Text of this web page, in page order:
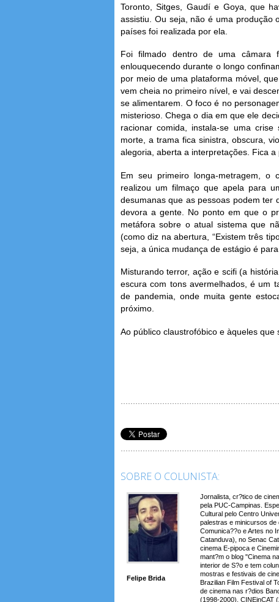
Toronto, Sitges, Gaudí e Goya, que
assistiu. Ou seja, não é uma produção
países foi realizada por ela.
Foi filmado dentro de uma câmara
enlouquecendo durante o longo
por meio de uma plataforma móvel,
vem cheia no primeiro nível, e vai
se alimentarem. O foco é no
misterioso. Chega o dia em que ele
racionar comida, instala-se uma
morte, a trama fica sinistra, obscura,
alegoria, aberta a interpretações. Fica
Em seu primeiro longa-metragem, o
realizou um filmaço que apela para
desumanas que as pessoas podem ter
devora a gente. No ponto em que o
metáfora sobre o atual sistema que
(como diz na abertura, “Existem três
seja, a única mudança de estágio é para
Misturando terror, ação e scifi (a
escura com tons avermelhados, é um
de pandemia, onde muita gente
próximo.
Ao público claustrofóbico e àqueles
SOBRE O COLUNISTA:
Felipe Brida
Jornalista, cr?tico de
pela PUC-Campinas.
Cultural pelo Centro
palestras e minicursos de
Comunica??o e Artes no
Catanduva), no Senac
cinema E-pipoca e
mant?m o blog "Cinema
interior de S?o e tem
mostras e festivais de
Brazilian Film Festival of
de cinema nas r?dios
(1998-2000), CINEinCAT